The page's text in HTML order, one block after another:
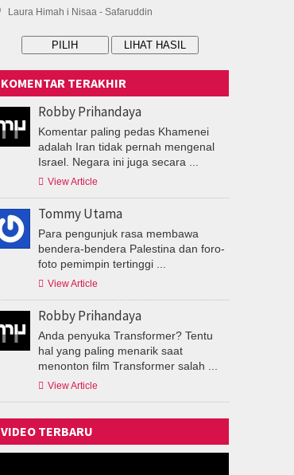
Laura Himah i Nisaa - Safaruddin
KOMENTAR TERAKHIR
Robby Prihandaya
Komentar paling pedas Khamenei
adalah Iran tidak pernah mengenal
Israel. Negara ini juga secara ...
 View Article
Tommy Utama
Para pengunjuk rasa membawa
bendera-bendera Palestina dan foro-
foto pemimpin tertinggi ...
 View Article
Robby Prihandaya
Anda penyuka Transformer? Tentu
hal yang paling menarik saat
menonton film Transformer salah ...
 View Article
VIDEO TERBARU